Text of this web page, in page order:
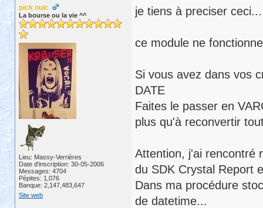
pick ouic
La bourse ou la vie ^^
Lieu: Massy-Verrières
Date d'inscription: 30-05-2006
Messages: 4704
Pépites: 1,076
Banque: 2,147,483,647
Site web
je tiens à preciser
ce module ne
Si vous avez dans vos
DATE
Faites le passer en
plus qu'à reconvertir
Attention, j'ai rencontré
du SDK Crystal Report
Dans ma procédure
de datetime...